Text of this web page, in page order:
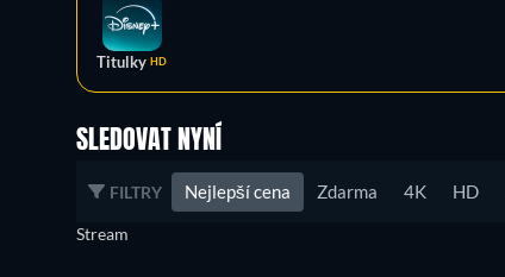
Titulky HD
SLEDOVAT NYNÍ
FILTRY Nejlepší cena Zdarma 4K HD
Stream